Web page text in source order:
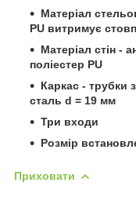
Матеріал
PU витримує
Матеріал стін -
поліестер PU
Каркас - трубки
сталь d = 19 мм
Три входи
Розмір
Приховати